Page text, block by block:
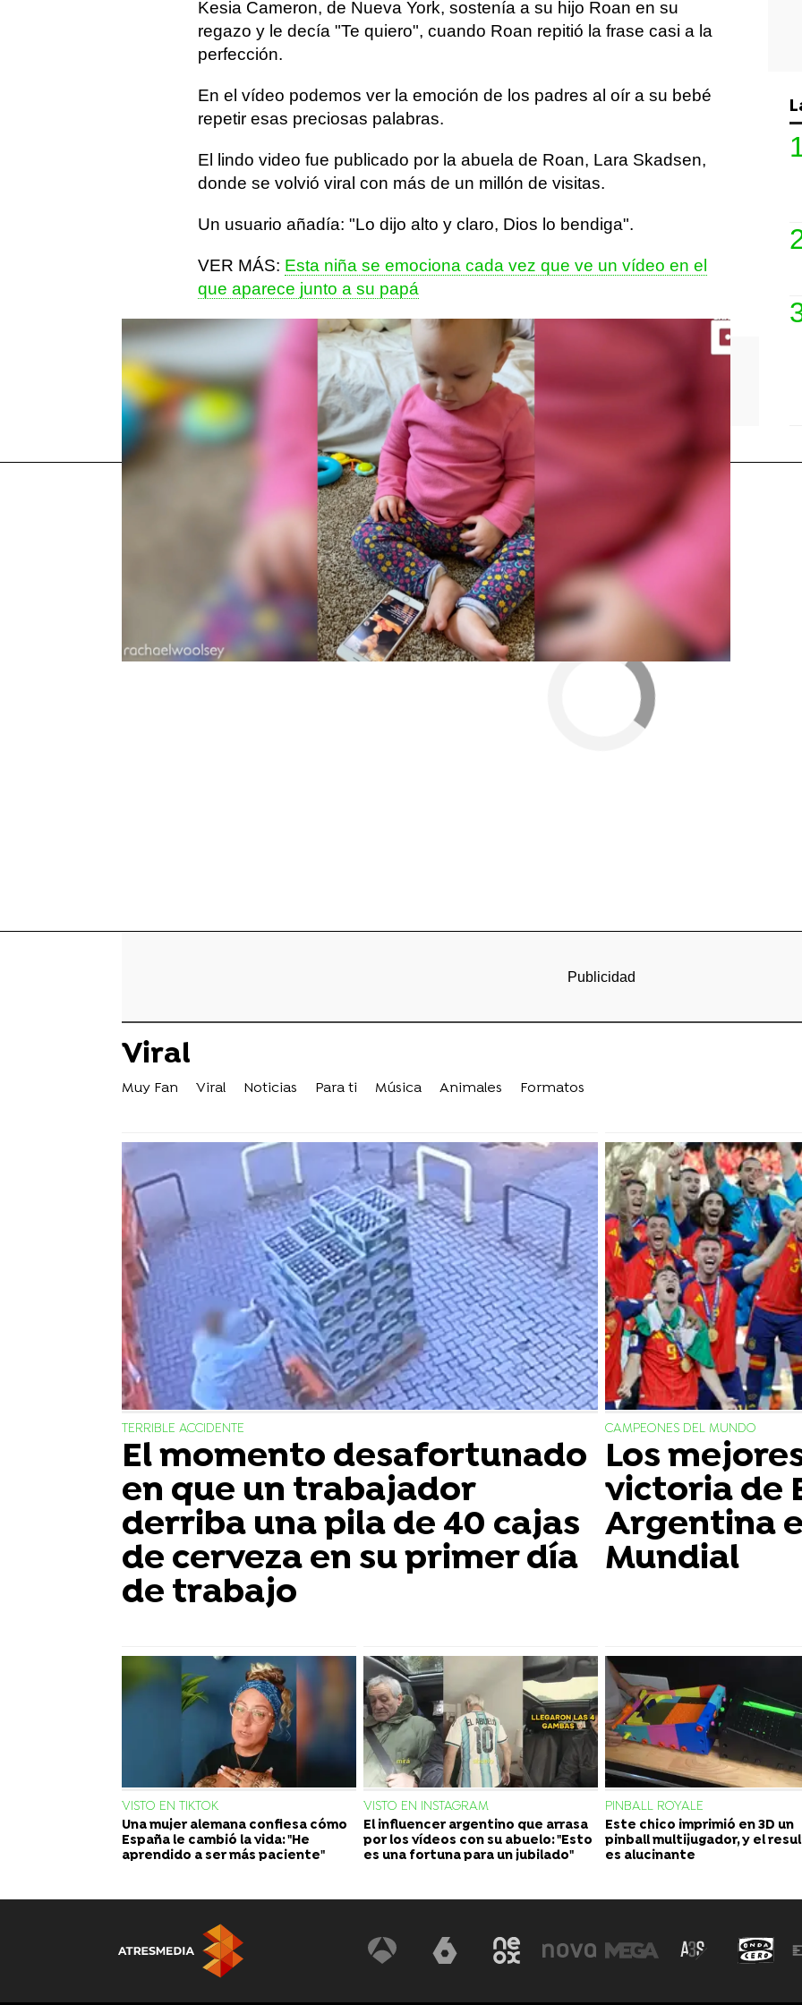
Kesia Cameron, de Nueva York, sostenía a su hijo Roan en su
regazo y le decía "Te quiero", cuando Roan repitió la frase casi a la
perfección.
En el vídeo podemos ver la emoción de los padres al oír a su bebé
repetir esas preciosas palabras.
El lindo video fue publicado por la abuela de Roan, Lara Skadsen,
donde se volvió viral con más de un millón de visitas.
Un usuario añadía: "Lo dijo alto y claro, Dios lo bendiga".
VER MÁS: Esta niña se emociona cada vez que ve un vídeo en el
que aparece junto a su papá
Viral
Muy Fan Viral Noticias Para ti Música Animales Formatos
TERRIBLE ACCIDENTE
El momento desafortunado
en que un trabajador
derriba una pila de 40 cajas
de cerveza en su primer día
de trabajo
CAMPEONES DEL MUNDO
Los
victoria de
Argentina
Mundial
VISTO EN TIKTOK
Una mujer alemana confiesa cómo
España le cambió la vida: "He
aprendido a ser más paciente"
VISTO EN INSTAGRAM
El influencer argentino que arrasa
por los vídeos con su abuelo: "Esto
es una fortuna para un jubilado"
PINBALL ROYALE
Este chico imprimió en 3D un
pinball multijugador, y el
es alucinante